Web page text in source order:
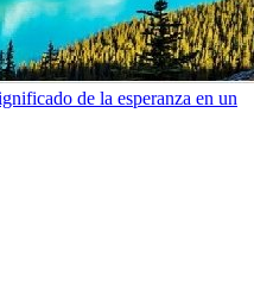
de la esperanza en un